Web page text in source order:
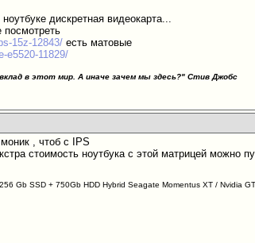
дискретная видеокарта...
15z-12843/ есть матовые
e5520-11829/
в этот мир. А иначе зачем мы здесь?"Стив Джобс
, чтоб с IPS
стоимость ноутбука с этой матрицей можно
Gb SSD + 750Gb HDD Hybrid Seagate Momentus XT / Nvidia